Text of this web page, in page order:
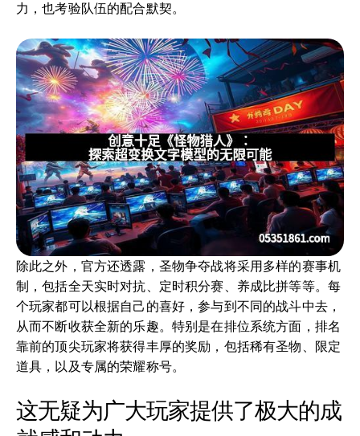
力，也考验队伍的配合默契。
除此之外，官方还透露，圣物争夺战将采用多样的赛事机
制，包括全天实时对抗、定时积分赛、养成比拼等等。每
个玩家都可以根据自己的喜好，参与到不同的战斗中去，
从而不断收获全新的乐趣。特别是在排位系统方面，排名
靠前的顶尖玩家将获得丰厚的奖励，包括稀有圣物、限定
道具，以及专属的荣耀称号。
这无疑为广大玩家提供了极大的成